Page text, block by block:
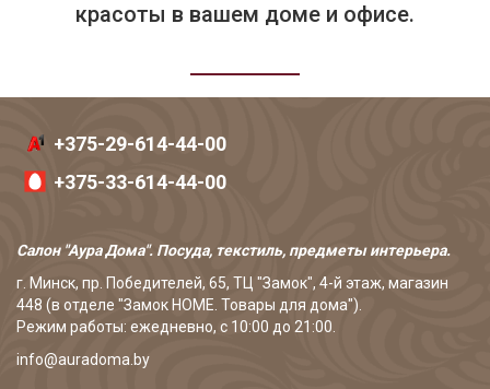
красоты в вашем доме и офисе.
+375-29-614-44-00
+375-33-614-44-00
Салон "Аура Дома". Посуда, текстиль, предметы интерьера.
г. Минск, пр. Победителей, 65, ТЦ "Замок", 4-й этаж, магазин
448 (в отделе "Замок HOME. Товары для дома").
Режим работы: ежедневно, с 10:00 до 21:00.
info@auradoma.by